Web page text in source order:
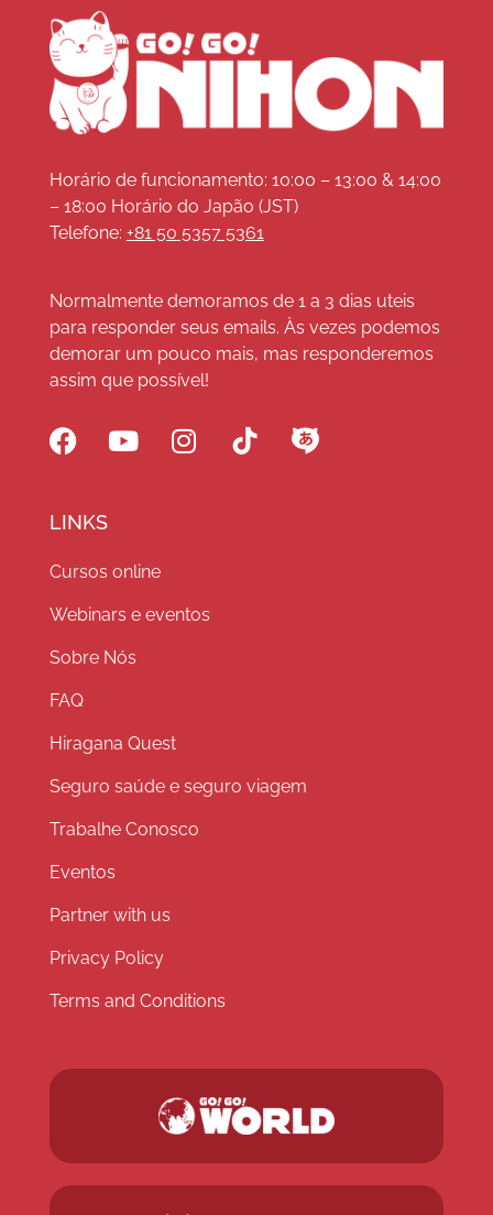
Horário de funcionamento: 10:00 – 13:00 & 14:00
– 18:00 Horário do Japão (JST)
Telefone: +81 50 5357 5361
Normalmente demoramos de 1 a 3 dias uteis
para responder seus emails. Às vezes podemos
demorar um pouco mais, mas responderemos
assim que possível!
LINKS
Cursos online
Webinars e eventos
Sobre Nós
FAQ
Hiragana Quest
Seguro saúde e seguro viagem
Trabalhe Conosco
Eventos
Partner with us
Privacy Policy
Terms and Conditions